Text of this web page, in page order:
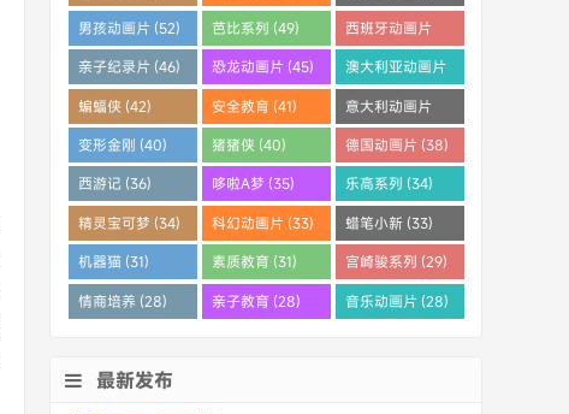
(59)
(55)
男孩动画片 (52) 芭比系列 (49)
西班牙动画片
(46)
亲子纪录片 (46) 恐龙动画片 (45)
澳大利亚动画片
(45)
蝙蝠侠 (42) 安全教育 (41)
意大利动画片
(41)
变形金刚 (40) 猪猪侠 (40) 德国动画片 (38)
西游记 (36) 哆啦A梦 (35) 乐高系列 (34)
精灵宝可梦 (34) 科幻动画片 (33) 蜡笔小新 (33)
机器猫 (31) 素质教育 (31) 宫崎骏系列 (29)
情商培养 (28) 亲子教育 (28) 音乐动画片 (28)
最新发布